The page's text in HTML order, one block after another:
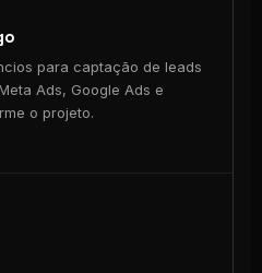
para captação de leads
Ads, Google Ads e
o projeto.